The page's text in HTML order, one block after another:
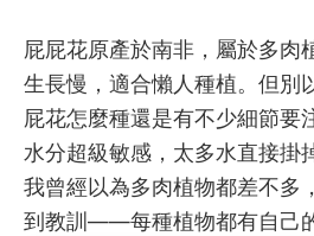
屁屁花原產於南非，屬於多肉
生長慢，適合懶人種植。但別
屁花怎麼種還是有不少細節要
水分超級敏感，太多水直接掛
我曾經以為多肉植物都差不多
到教訓——每種植物都有自己